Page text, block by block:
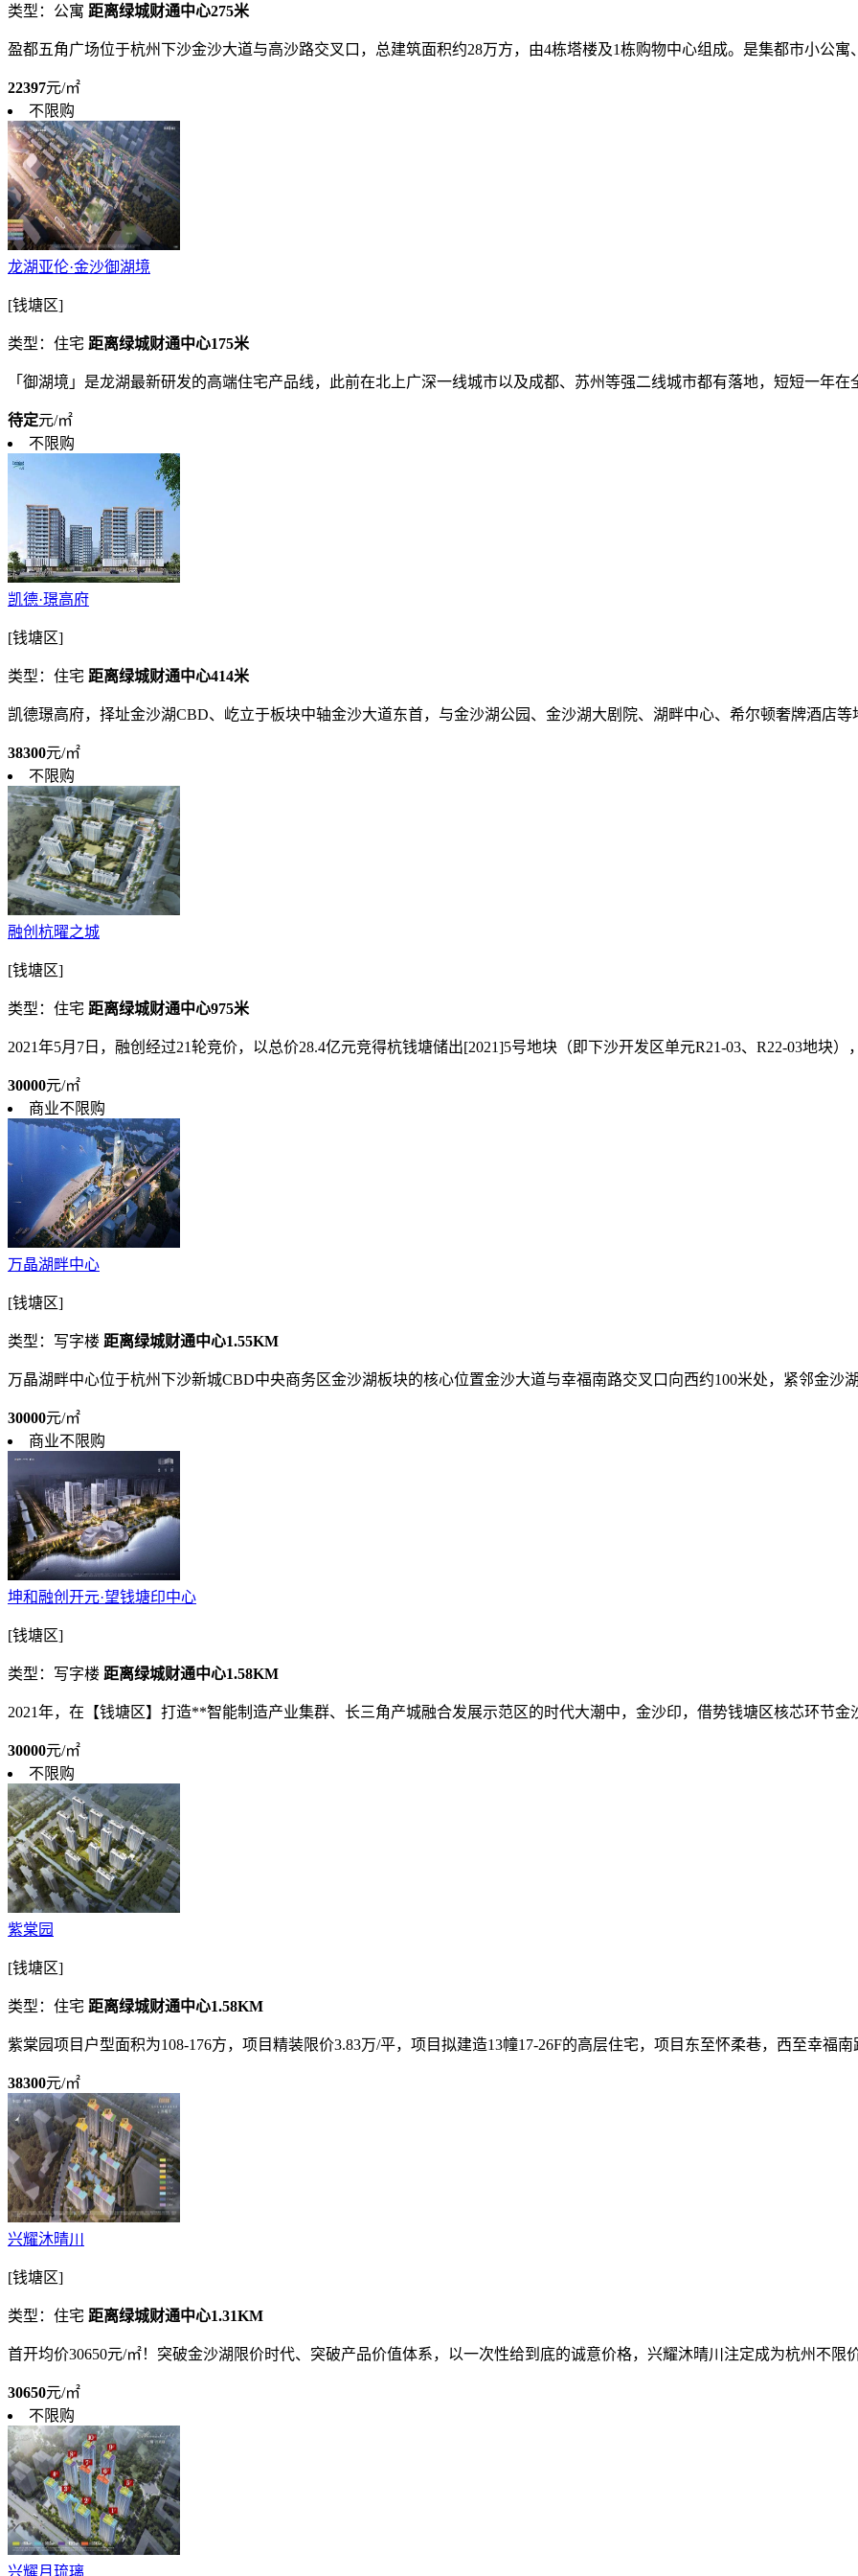
类型：公寓 距离绿城财通中心275米
盈都五角广场位于杭州下沙金沙大道与高沙路交叉口，总建筑面积约28万方，由4栋塔楼及1栋购物中心组成。是集都市小公寓
22397元/㎡
不限购
龙湖亚伦·金沙御湖境
[钱塘区]
类型：住宅 距离绿城财通中心175米
「御湖境」是龙湖最新研发的高端住宅产品线，此前在北上广深一线城市以及成都、苏州等强二线城市都有落地，短短一年在
待定元/㎡
不限购
凯德·璟高府
[钱塘区]
类型：住宅 距离绿城财通中心414米
凯德璟高府，择址金沙湖CBD、屹立于板块中轴金沙大道东首，与金沙湖公园、金沙湖大剧院、湖畔中心、希尔顿奢牌酒店等
38300元/㎡
不限购
融创杭曜之城
[钱塘区]
类型：住宅 距离绿城财通中心975米
2021年5月7日，融创经过21轮竞价，以总价28.4亿元竞得杭钱塘储出[2021]5号地块（即下沙开发区单元R21-03、R22-03地块）
30000元/㎡
商业不限购
万晶湖畔中心
[钱塘区]
类型：写字楼 距离绿城财通中心1.55KM
万晶湖畔中心位于杭州下沙新城CBD中央商务区金沙湖板块的核心位置金沙大道与幸福南路交叉口向西约100米处，紧邻金沙
30000元/㎡
商业不限购
坤和融创开元·望钱塘印中心
[钱塘区]
类型：写字楼 距离绿城财通中心1.58KM
2021年，在【钱塘区】打造**智能制造产业集群、长三角产城融合发展示范区的时代大潮中，金沙印，借势钱塘区核芯环节金
30000元/㎡
不限购
紫棠园
[钱塘区]
类型：住宅 距离绿城财通中心1.58KM
紫棠园项目户型面积为108-176方，项目精装限价3.83万/平，项目拟建造13幢17-26F的高层住宅，项目东至怀柔巷，西至幸福南
38300元/㎡
兴耀沐晴川
[钱塘区]
类型：住宅 距离绿城财通中心1.31KM
首开均价30650元/㎡！突破金沙湖限价时代、突破产品价值体系，以一次性给到底的诚意价格，兴耀沐晴川注定成为杭州不限
30650元/㎡
不限购
兴耀月琉璃